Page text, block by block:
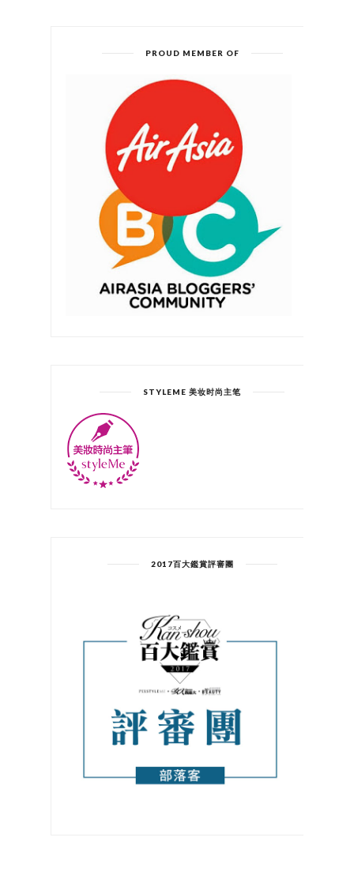
PROUD MEMBER OF
STYLEME 美妆时尚主笔
2017百大鑑賞評審團